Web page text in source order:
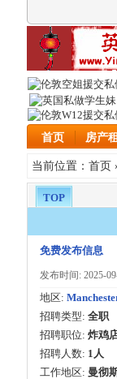
首页 房产
当前位置： 首页
TOP
免费发布信息
发布时间: 2025-
地区:
招聘类型: 全职
招聘职位: 炸鸡
招聘人数: 1人
工作地区: 曼彻